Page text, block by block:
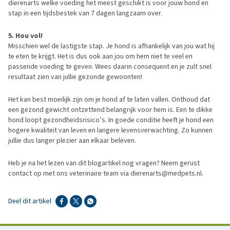
dierenarts welke voeding het meest geschikt is voor jouw hond en
stap in een tijdsbestek van 7 dagen langzaam over.
5. Hou vol!
Misschien wel de lastigste stap. Je hond is afhankelijk van jou wat hij
te eten te krijgt. Het is dus ook aan jou om hem niet te veel en
passende voeding te geven. Wees daarin consequent en je zult snel
resultaat zien van jullie gezonde gewoonten!
Het kan best moeilijk zijn om je hond af te laten vallen. Onthoud dat
een gezond gewicht ontzettend belangrijk voor hem is. Een te dikke
hond loopt gezondheidsrisico’s. In goede conditie heeft je hond een
hogere kwaliteit van leven en langere levensverwachting. Zo kunnen
jullie dus langer plezier aan elkaar beleven.
Heb je na het lezen van dit blogartikel nog vragen? Neem gerust
contact op met ons veterinaire team via dierenarts@medpets.nl.
Deel dit artikel